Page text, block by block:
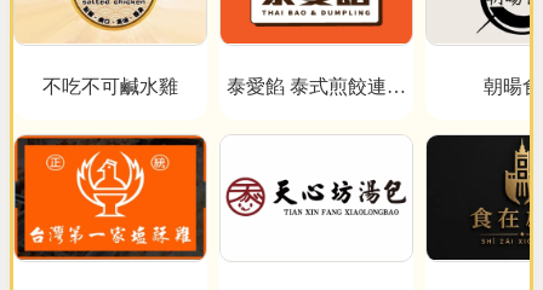
不吃不可鹹水雞
泰愛餡 泰式煎餃連鎖
朝暘